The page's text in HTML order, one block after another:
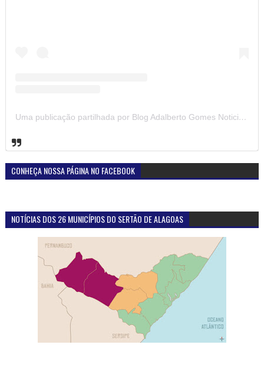
Uma publicação partilhada por Blog Adalberto Gomes Noticias (@blogadalbertogomesnoticiass)
CONHEÇA NOSSA PÁGINA NO FACEBOOK
NOTÍCIAS DOS 26 MUNICÍPIOS DO SERTÃO DE ALAGOAS